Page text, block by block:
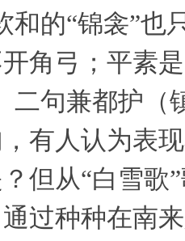
和的“锦衾”也
角弓；平素
二句兼都护（
有人认为表
但从“白雪歌
过种种在南